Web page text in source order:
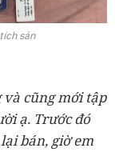
sản
và cũng mới tập
ạ. Trước đó
bán, giờ em